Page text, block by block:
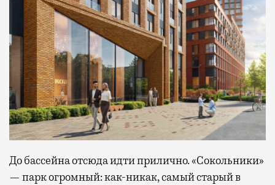
До бассейна отсюда идти прилично. «Сокольники»
— парк огромный: как-никак, самый старый в